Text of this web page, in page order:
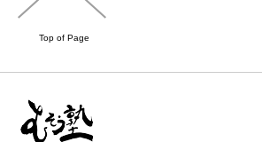
Top of Page